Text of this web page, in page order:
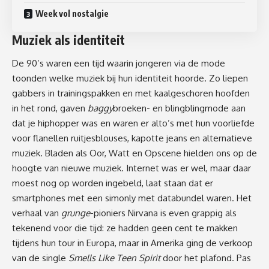
Week vol nostalgie
Muziek als identiteit
De 90’s waren een tijd waarin jongeren via de mode
toonden welke muziek bij hun identiteit hoorde. Zo liepen
gabbers in trainingspakken en met kaalgeschoren hoofden
in het rond, gaven baggybroeken- en blingblingmode aan
dat je hiphopper was en waren er alto’s met hun voorliefde
voor flanellen ruitjesblouses, kapotte jeans en alternatieve
muziek. Bladen als Oor, Watt en Opscene hielden ons op de
hoogte van nieuwe muziek. Internet was er wel, maar daar
moest nog op worden ingebeld, laat staan dat er
smartphones met een simonly met databundel waren. Het
verhaal van grunge-pioniers Nirvana is even grappig als
tekenend voor die tijd: ze hadden geen cent te makken
tijdens hun tour in Europa, maar in Amerika ging de verkoop
van de single Smells Like Teen Spiritdoor het plafond. Pas